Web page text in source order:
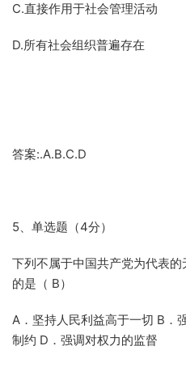
C.直接作用于社会管理活动
D.所有社会组织普遍存在
答案:.A.B.C.D
5、单选题（4分）
下列不属于中国共产党为代表
的是（ B）
A．坚持人民利益高于一切 B．
制约 D．强调对权力的监督